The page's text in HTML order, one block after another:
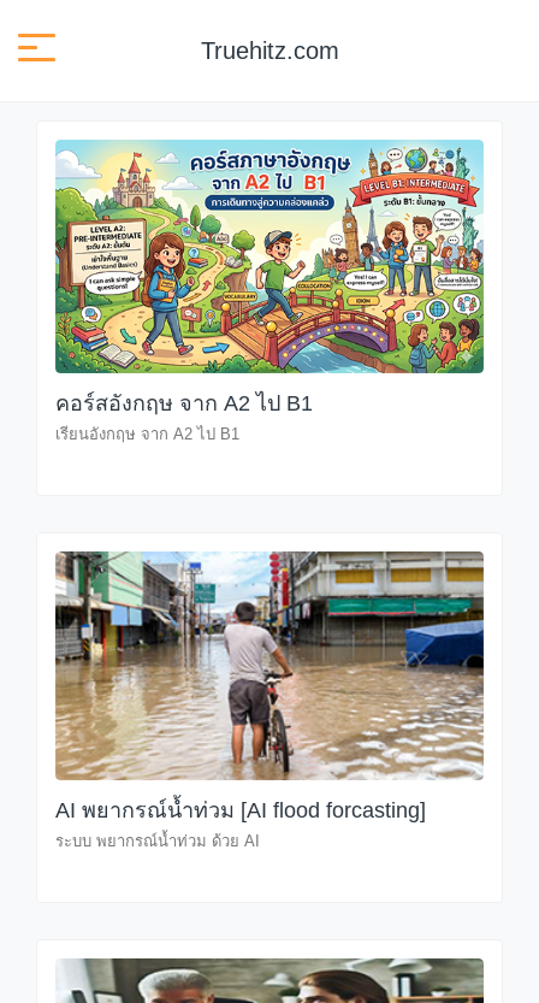
Truehitz.com
คอร์สอังกฤษ จาก A2 ไป B1
เรียนอังกฤษ จาก A2 ไป B1
AI พยากรณ์น้ำท่วม [AI flood forcasting]
ระบบ พยากรณ์น้ำท่วม ด้วย AI